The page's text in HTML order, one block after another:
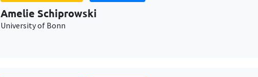
Amelie Schiprowski
University of Bonn